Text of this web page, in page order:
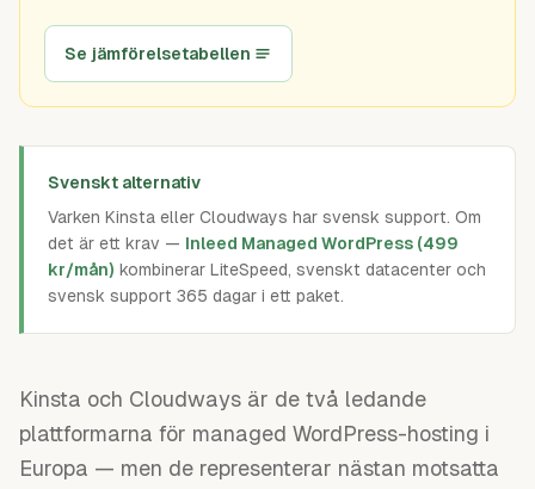
Se jämförelsetabellen
Svenskt alternativ
Varken Kinsta eller Cloudways har svensk support. Om
det är ett krav — Inleed Managed WordPress (499
kr/mån) kombinerar LiteSpeed, svenskt datacenter och
svensk support 365 dagar i ett paket.
Kinsta och Cloudways är de två ledande
plattformarna för managed WordPress-hosting i
Europa — men de representerar nästan motsatta